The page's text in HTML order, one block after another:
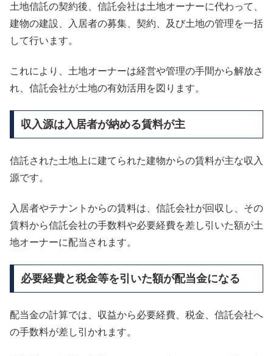
土地信託の契約後、信託会社は土地オーナーに代わって、
建物の建設、入居者の募集、契約、及び土地の管理を一括
して行います。
これにより、土地オーナーは経営や管理の手間から解放さ
れ、信託会社が土地の有効活用を図ります。
収入源は入居者が納める賃料が主
信託された土地上に建てられた建物からの賃料が主な収入
源です。
入居者やテナントからの賃料は、信託会社が回収し、その
賃料から信託会社の手数料や必要経費を差し引いた額が土
地オーナーに配当されます。
必要経費と税金等を引いた額が配当金になる
配当金の計算では、収益から必要経費、税金、信託会社へ
の手数料が差し引かれます。